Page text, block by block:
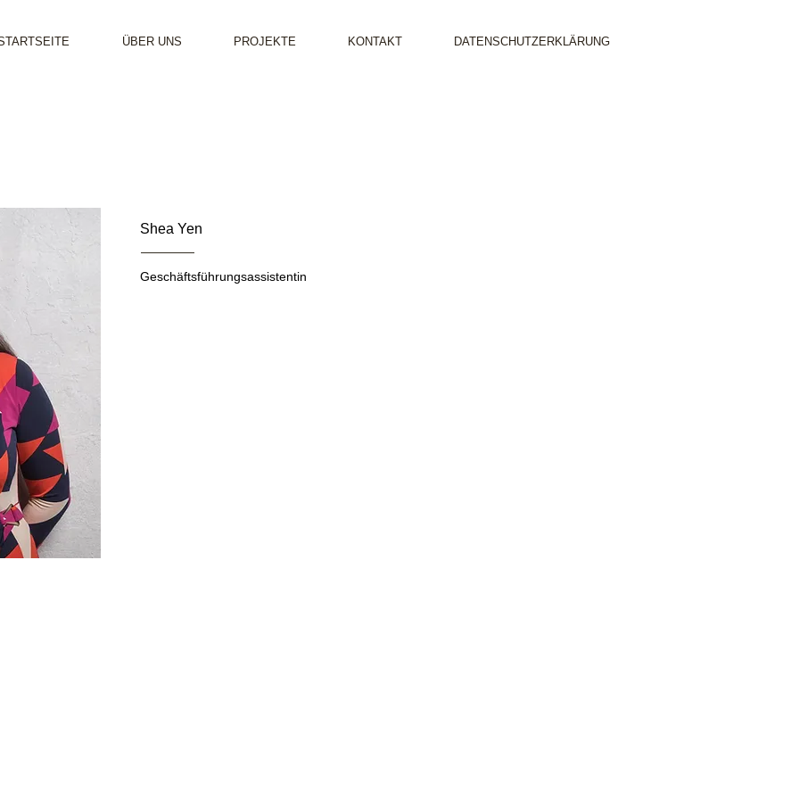
ÜBER UNS PROJEKTE KONTAKT DATENSCHUTZERKLÄRUNG
Shea Yen
Geschäftsführungsassistentin